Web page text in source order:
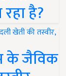
है?
के जैविक